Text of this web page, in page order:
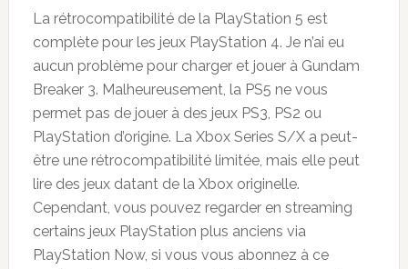
La rétrocompatibilité de la PlayStation 5 est
complète pour les jeux PlayStation 4. Je n’ai eu
aucun problème pour charger et jouer à Gundam
Breaker 3. Malheureusement, la PS5 ne vous
permet pas de jouer à des jeux PS3, PS2 ou
PlayStation d’origine. La Xbox Series S/X a peut-
être une rétrocompatibilité limitée, mais elle peut
lire des jeux datant de la Xbox originelle.
Cependant, vous pouvez regarder en streaming
certains jeux PlayStation plus anciens via
PlayStation Now, si vous vous abonnez à ce